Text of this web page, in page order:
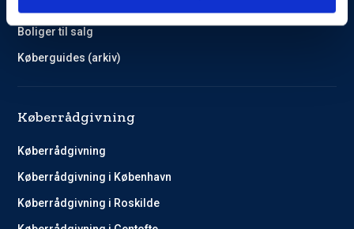
Boliger til salg
Køberguides (arkiv)
Køberrådgivning
Køberrådgivning
Køberrådgivning i København
Køberrådgivning i Roskilde